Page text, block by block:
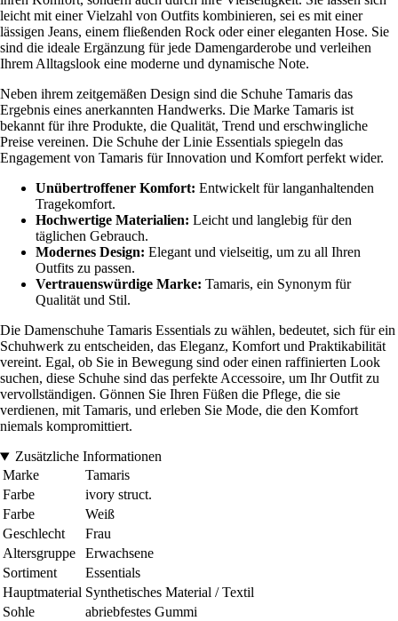
leicht mit einer Vielzahl von Outfits kombinieren, sei es mit einer
lässigen Jeans, einem fließenden Rock oder einer eleganten Hose. Sie
sind die ideale Ergänzung für jede Damengarderobe und verleihen
Ihrem Alltagslook eine moderne und dynamische Note.
Neben ihrem zeitgemäßen Design sind die Schuhe Tamaris das
Ergebnis eines anerkannten Handwerks. Die Marke Tamaris ist
bekannt für ihre Produkte, die Qualität, Trend und erschwingliche
Preise vereinen. Die Schuhe der Linie Essentials spiegeln das
Engagement von Tamaris für Innovation und Komfort perfekt wider.
Unübertroffener Komfort: Entwickelt für langanhaltenden
Tragekomfort.
Hochwertige Materialien: Leicht und langlebig für den
täglichen Gebrauch.
Modernes Design: Elegant und vielseitig, um zu all Ihren
Outfits zu passen.
Vertrauenswürdige Marke: Tamaris, ein Synonym für
Qualität und Stil.
Die Damenschuhe Tamaris Essentials zu wählen, bedeutet, sich für ein
Schuhwerk zu entscheiden, das Eleganz, Komfort und Praktikabilität
vereint. Egal, ob Sie in Bewegung sind oder einen raffinierten Look
suchen, diese Schuhe sind das perfekte Accessoire, um Ihr Outfit zu
vervollständigen. Gönnen Sie Ihren Füßen die Pflege, die sie
verdienen, mit Tamaris, und erleben Sie Mode, die den Komfort
niemals kompromittiert.
Zusätzliche Informationen
Marke
Tamaris
Farbe
ivory struct.
Farbe
Weiß
Geschlecht
Frau
Altersgruppe
Erwachsene
Sortiment
Essentials
Hauptmaterial Synthetisches Material / Textil
Sohle
abriebfestes Gummi